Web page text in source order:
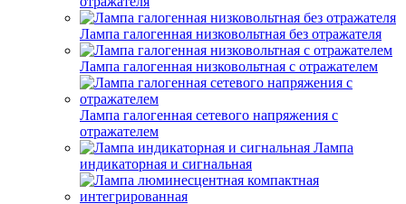
Лампа галогенная низковольтная без отражателя
Лампа галогенная низковольтная с отражателем
Лампа галогенная сетевого напряжения с
отражателем
Лампа
индикаторная и сигнальная